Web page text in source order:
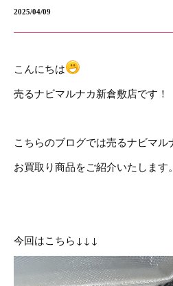
2025/04/09
こんにちは
売るナビマルナカ新倉敷店です！
こちらのブログでは売るナビマル
お買取り商品をご紹介いたします。
今回はこちら↓↓↓